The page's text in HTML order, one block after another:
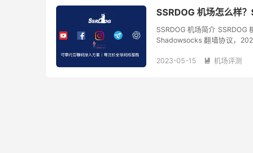
SSRDOG 机场怎么样
SSRDOG 机场简介 SSRDOG
Shadowsocks 翻墙协议，
2023-05-15  机场评测